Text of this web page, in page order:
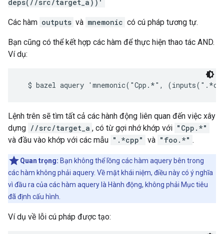
deps(//src/target_a))'
Các hàm outputs và mnemonic có cú pháp tương tự.
Bạn cũng có thể kết hợp các hàm để thực hiện thao tác AND.
Ví dụ:
Lệnh trên sẽ tìm tất cả các hành động liên quan đến việc xây
dựng //src/target_a , có từ gợi nhớ khớp với "Cpp.*"
và đầu vào khớp với các mẫu ".*cpp" và "foo.*" .
Quan trọng: Bạn không thể lồng các hàm aquery bên trong
các hàm không phải aquery. Về mặt khái niệm, điều này có ý nghĩa
vì đầu ra của các hàm aquery là Hành động, không phải Mục tiêu
đã định cấu hình.
Ví dụ về lỗi cú pháp được tạo: